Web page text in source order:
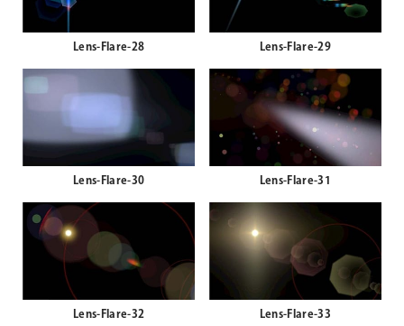
Lens-Flare-28 Lens-Flare-29
Lens-Flare-30 Lens-Flare-31